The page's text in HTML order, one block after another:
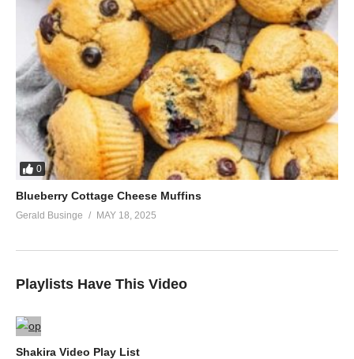
0
Blueberry Cottage Cheese Muffins
Gerald Businge MAY 18, 2025
Playlists Have This Video
Shakira Video Play List